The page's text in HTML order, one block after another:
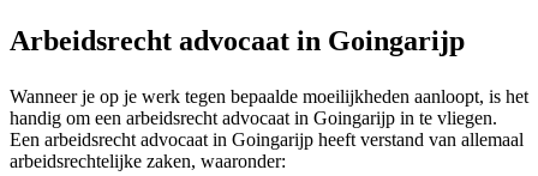
Arbeidsrecht advocaat in Goingarijp
Wanneer je op je werk tegen bepaalde moeilijkheden aanloopt, is het
handig om een arbeidsrecht advocaat in Goingarijp in te vliegen.
Een arbeidsrecht advocaat in Goingarijp heeft verstand van allemaal
arbeidsrechtelijke zaken, waaronder: